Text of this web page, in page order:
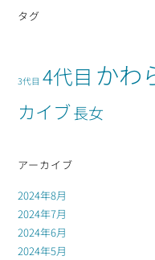
タグ
3代目 4代目 かわ
カイブ長女
アーカイブ
2024年8月
2024年7月
2024年6月
2024年5月